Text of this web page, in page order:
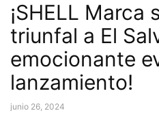
¡SHELL Marca
triunfal a El
emocionante
lanzamiento!
junio 26, 2024